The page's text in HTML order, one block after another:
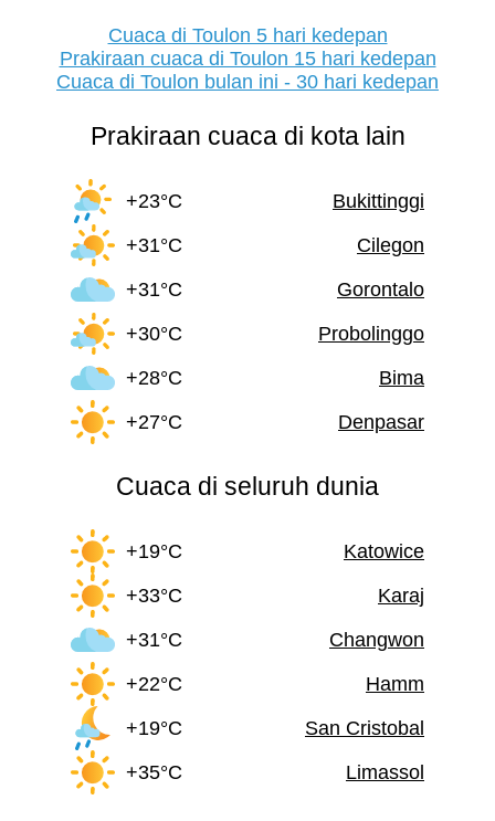
Cuaca di Toulon 5 hari kedepan
Prakiraan cuaca di Toulon 15 hari kedepan
Cuaca di Toulon bulan ini - 30 hari kedepan
Prakiraan cuaca di kota lain
+23°C
Bukittinggi
+31°C
Cilegon
+31°C
Gorontalo
+30°C
Probolinggo
+28°C
Bima
+27°C
Denpasar
Cuaca di seluruh dunia
+19°C
Katowice
+33°C
Karaj
+31°C
Changwon
+22°C
Hamm
+19°C
San Cristobal
+35°C
Limassol